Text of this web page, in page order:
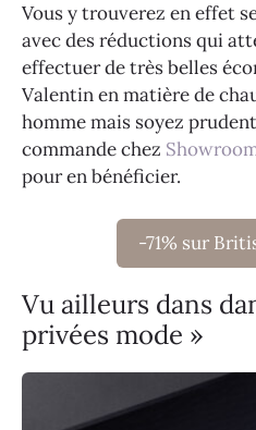
Vous y trouverez en effet
avec des réductions qui
effectuer de très belles
Valentin en matière de
homme mais soyez
commande chez
pour en bénéficier.
-71% sur
Vu ailleurs dans
privées mode »